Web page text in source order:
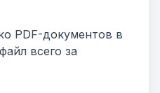
PDF-документов в
всего за